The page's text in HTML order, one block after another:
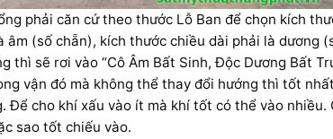
phải căn cứ theo thước Lỗ Ban để chọn kích
(số chẵn), kích thước chiều dài phải là dương
sẽ rơi vào “Cô Âm Bất Sinh, Độc Dương Bất
vận đó mà không thể thay đổi hướng thì tốt
cho khí xấu vào ít mà khí tốt có thể vào
sao tốt chiếu vào.